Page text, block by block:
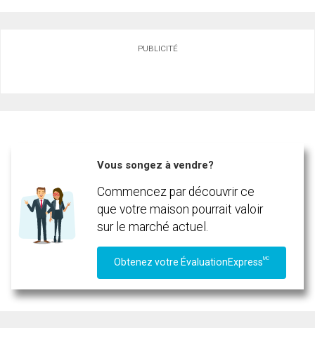
PUBLICITÉ
Vous songez à vendre?
Commencez par découvrir ce
que votre maison pourrait valoir
sur le marché actuel.
Obtenez votre ÉvaluationExpressMC